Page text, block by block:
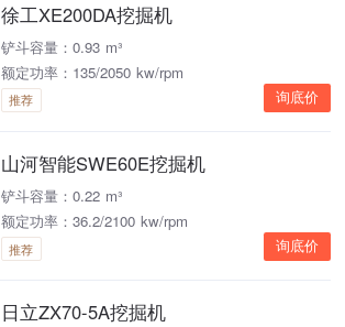
徐工XE200DA挖掘机
铲斗容量：0.93 m³
额定功率：135/2050 kw/rpm
推荐 询底价
山河智能SWE60E挖掘机
铲斗容量：0.22 m³
额定功率：36.2/2100 kw/rpm
推荐 询底价
日立ZX70-5A挖掘机